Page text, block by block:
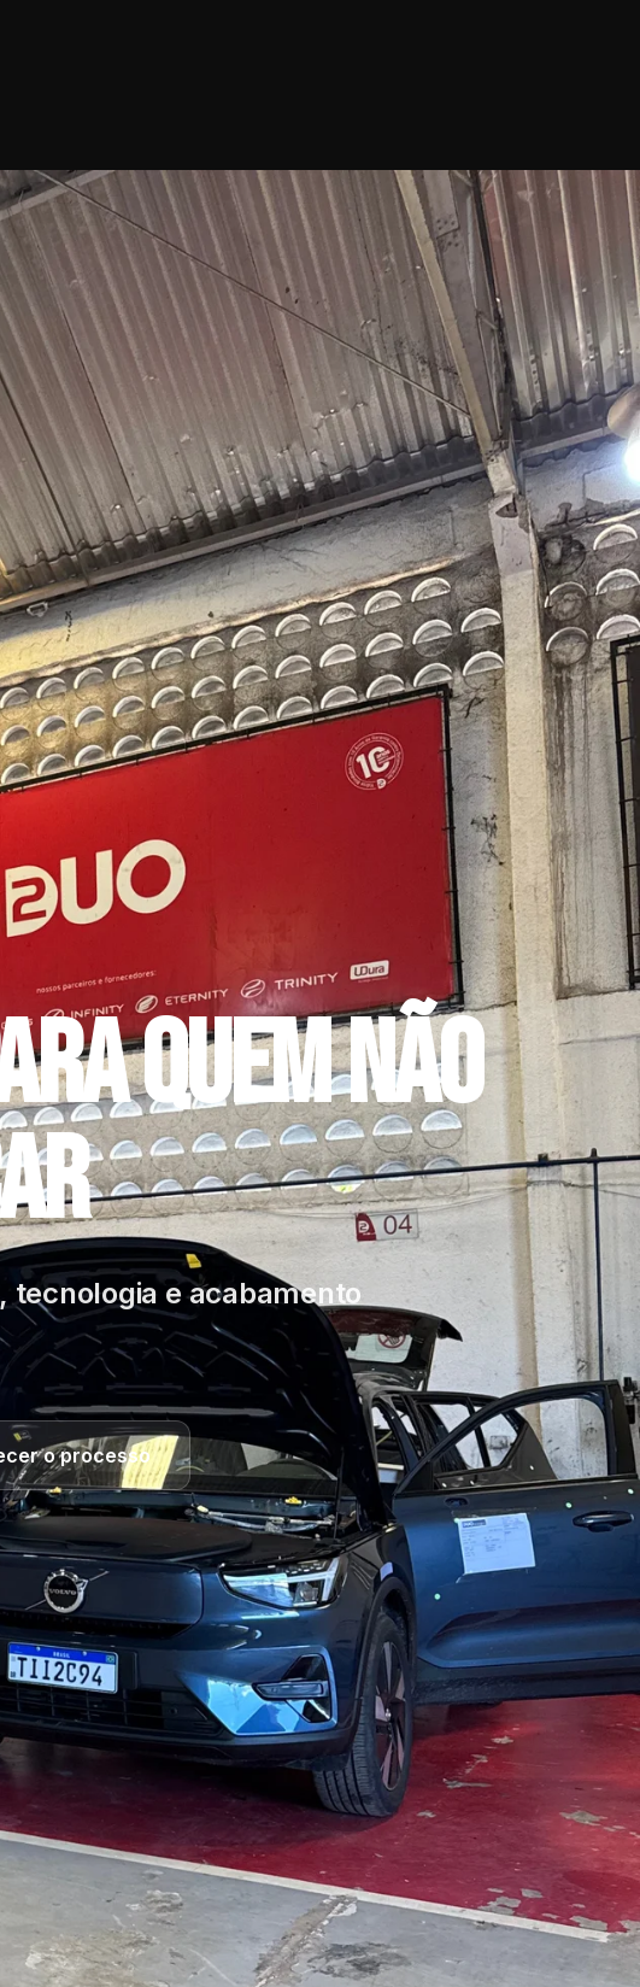
quem não
tecnologia e acabamento
o processo